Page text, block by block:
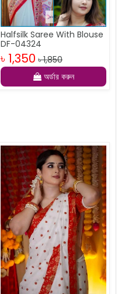
Halfsilk Saree With Blouse
DF-04324
৳ 1,350 ৳ 1,850
অর্ডার করুন